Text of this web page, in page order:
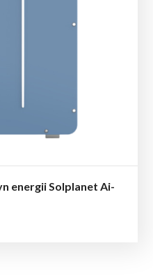
energii Solplanet Ai-